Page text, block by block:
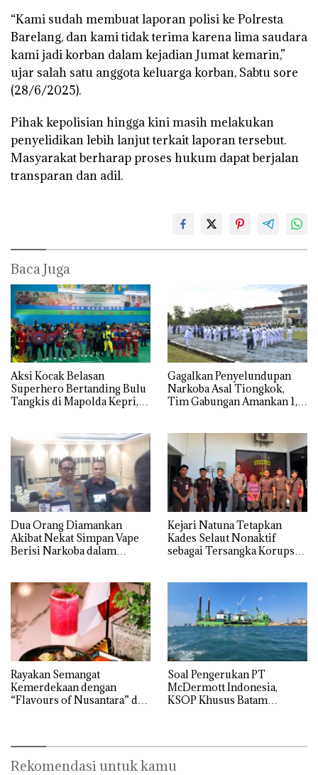
“Kami sudah membuat laporan polisi ke Polresta
Barelang, dan kami tidak terima karena lima saudara
kami jadi korban dalam kejadian Jumat kemarin,”
ujar salah satu anggota keluarga korban, Sabtu sore
(28/6/2025).
Pihak kepolisian hingga kini masih melakukan
penyelidikan lebih lanjut terkait laporan tersebut.
Masyarakat berharap proses hukum dapat berjalan
transparan dan adil.
Baca Juga
Aksi Kocak Belasan
Superhero Bertanding Bulu
Tangkis di Mapolda Kepri,
Gagalkan Penyelundupan
Narkoba Asal Tiongkok,
Tim Gabungan Amankan 1,3
Dua Orang Diamankan
Akibat Nekat Simpan Vape
Berisi Narkoba dalam
Kejari Natuna Tetapkan
Kades Selaut Nonaktif
sebagai Tersangka Korupsi
Rayakan Semangat
Kemerdekaan dengan
“Flavours of Nusantara” di
‎Soal Pengerukan PT
McDermott Indonesia,
KSOP Khusus Batam
Rekomendasi untuk kamu